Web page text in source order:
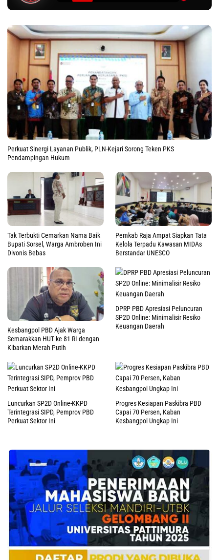
Perkuat Sinergi Layanan Publik, PLN-Kejari Sorong Teken PKS
Pendampingan Hukum
Tak Terbukti Cemarkan Nama Baik
Bupati Sorsel, Warga Ambroben Ini
Divonis Bebas
Pemkab Raja Ampat Siapkan Tata
Kelola Terpadu Kawasan MIDAs
Berstandar UNESCO
Kesbangpol PBD Ajak Warga
Semarakkan HUT ke 81 RI dengan
Kibarkan Merah Putih
DPRP PBD Apresiasi Peluncuran
SP2D Online: Minimalisir Resiko
Keuangan Daerah
Luncurkan SP2D Online-KKPD
Terintegrasi SIPD, Pemprov PBD
Perkuat Sektor Ini
Progres Kesiapan Paskibra PBD
Capai 70 Persen, Kaban
Kesbangpol Ungkap Ini